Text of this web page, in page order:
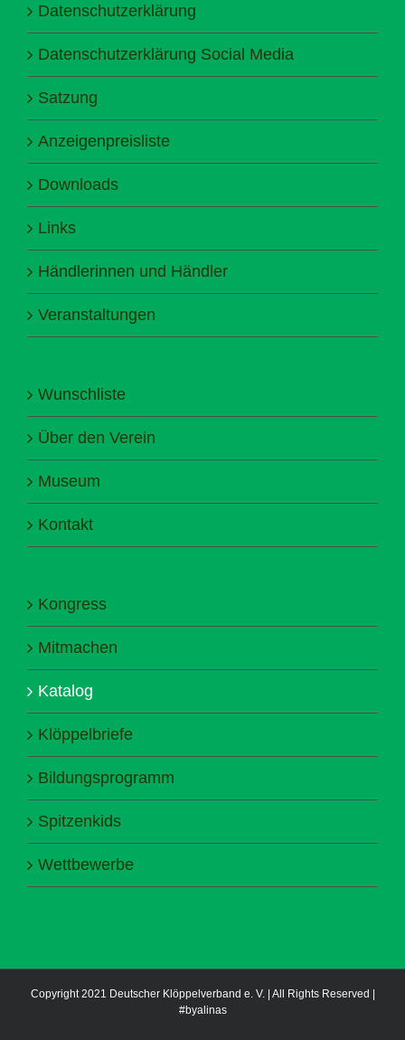
Datenschutzerklärung
Datenschutzerklärung Social Media
Satzung
Anzeigenpreisliste
Downloads
Links
Händlerinnen und Händler
Veranstaltungen
Wunschliste
Über den Verein
Museum
Kontakt
Kongress
Mitmachen
Katalog
Klöppelbriefe
Bildungsprogramm
Spitzenkids
Wettbewerbe
Copyright 2021 Deutscher Klöppelverband e. V. | All Rights Reserved |
#byalinas